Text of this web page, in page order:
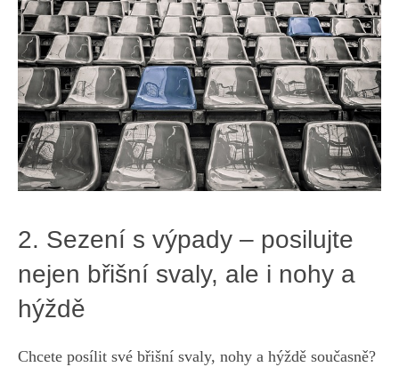
2. Sezení ​s výpady – posilujte
nejen břišní svaly, ale i nohy a
hýždě
Chcete posílit své břišní svaly, nohy a ⁢hýždě současně?